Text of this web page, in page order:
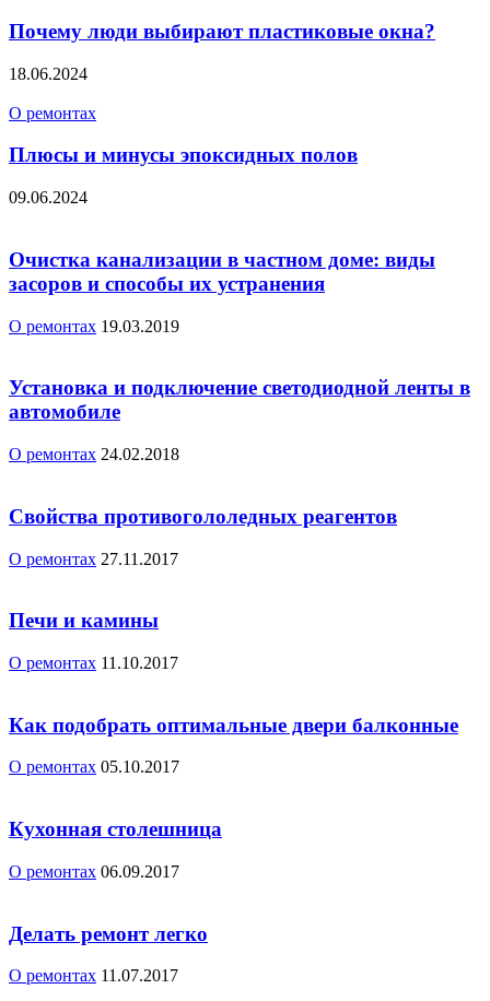
Почему люди выбирают пластиковые окна?
18.06.2024
О ремонтах
Плюсы и минусы эпоксидных полов
09.06.2024
Очистка канализации в частном доме: виды
засоров и способы их устранения
О ремонтах 19.03.2019
Установка и подключение светодиодной ленты в
автомобиле
О ремонтах 24.02.2018
Свойства противогололедных реагентов
О ремонтах 27.11.2017
Печи и камины
О ремонтах 11.10.2017
Как подобрать оптимальные двери балконные
О ремонтах 05.10.2017
Кухонная столешница
О ремонтах 06.09.2017
Делать ремонт легко
О ремонтах 11.07.2017